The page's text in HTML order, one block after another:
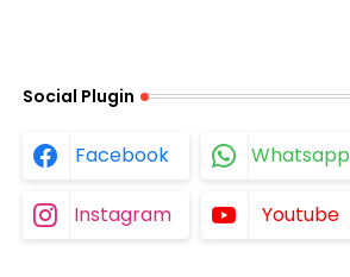
Social Plugin
Facebook Whatsapp
Instagram Youtube